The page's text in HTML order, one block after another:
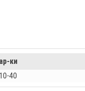
ки
40